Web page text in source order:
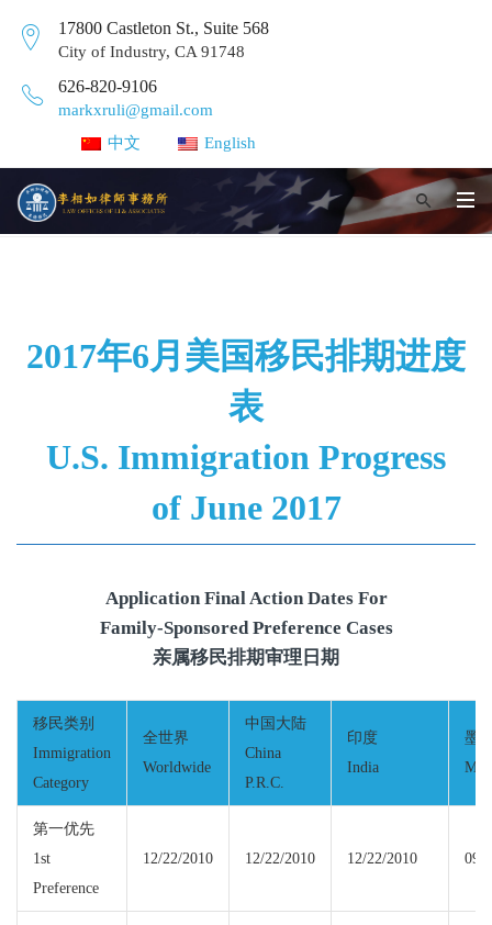
17800 Castleton St., Suite 568
City of Industry, CA 91748
626-820-9106
markxruli@gmail.com
中文
English
2017年6月美国移民排期进度
表
U.S. Immigration Progress
of June 2017
Application Final Action Dates For
Family-Sponsored Preference Cases
亲属移民排期审理日期
移民类别
Immigration
Category
全世界
Worldwide
中国大陆
China
P.R.C.
印度
India
墨
第一优先
1st
Preference
12/22/2010 12/22/2010 12/22/2010 09/